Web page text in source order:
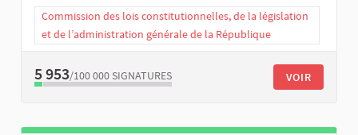
Commission des lois constitutionnelles, de la législation
et de l’administration générale de la République
5 953/100 000 SIGNATURES VOIR